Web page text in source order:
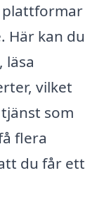
plattformar
Här kan du
läsa
vilket
som
flera
du får ett